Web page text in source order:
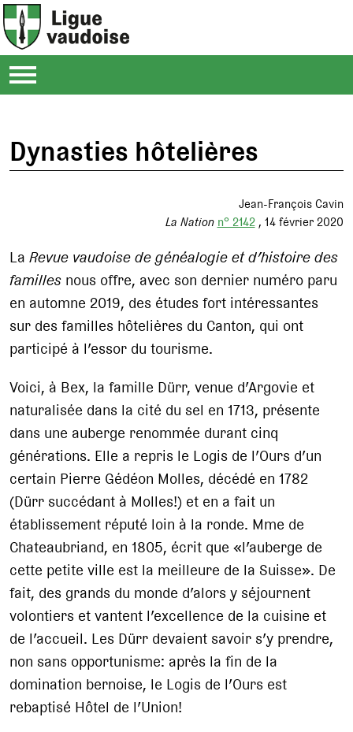
Dynasties hôtelières
Jean-François Cavin
La Nation n° 2142 14 février 2020
LaRevue vaudoise de généalogie et d’histoire des
familles nous offre, avec son dernier numéro paru
en automne 2019, des études fort intéressantes
sur des familles hôtelières du Canton, qui ont
participé à l’essor du tourisme.
Voici, à Bex, la famille Dürr, venue d’Argovie et
naturalisée dans la cité du sel en 1713, présente
dans une auberge renommée durant cinq
générations. Elle a repris le Logis de l’Ours d’un
certain Pierre Gédéon Molles, décédé en 1782
(Dürr succédant à Molles!) et en a fait un
établissement réputé loin à la ronde. Mme de
Chateaubriand, en 1805, écrit que «l’auberge de
cette petite ville est la meilleure de la Suisse». De
fait, des grands du monde d’alors y séjournent
volontiers et vantent l’excellence de la cuisine et
de l’accueil. Les Dürr devaient savoir s’y prendre,
non sans opportunisme: après la fin de la
domination bernoise, le Logis de l’Ours est
rebaptisé Hôtel de l’Union!